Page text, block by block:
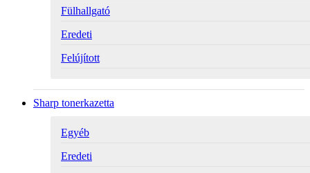
Fülhallgató
Eredeti
Felújított
Sharp tonerkazetta
Egyéb
Eredeti